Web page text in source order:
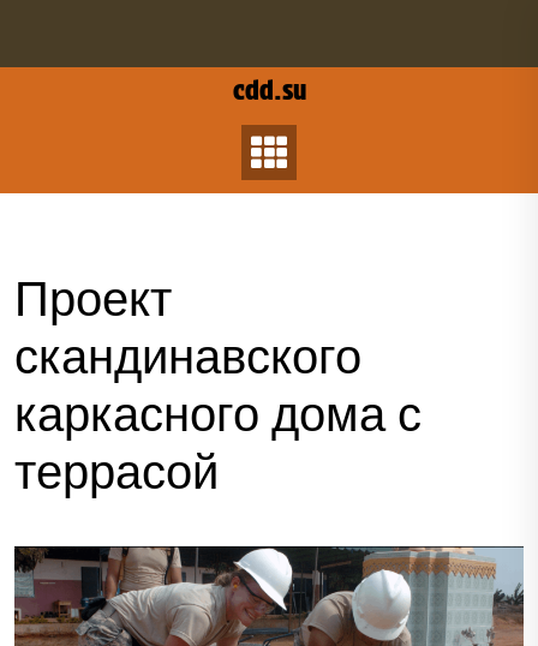
содержанию
cdd.su
Проект
скандинавского
каркасного дома с
террасой